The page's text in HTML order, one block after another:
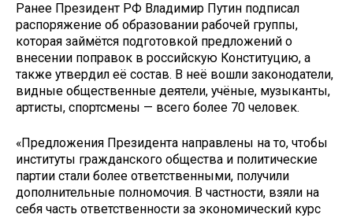
Ранее Президент РФ Владимир Путин подписал
распоряжение об образовании рабочей группы,
которая займётся подготовкой предложений о
внесении поправок в российскую Конституцию, а
также утвердил её состав. В неё вошли законодатели,
видные общественные деятели, учёные, музыканты,
артисты, спортсмены — всего более 70 человек.
«Предложения Президента направлены на то, чтобы
институты гражданского общества и политические
партии стали более ответственными, получили
дополнительные полномочия. В частности, взяли на
себя часть ответственности за экономический курс